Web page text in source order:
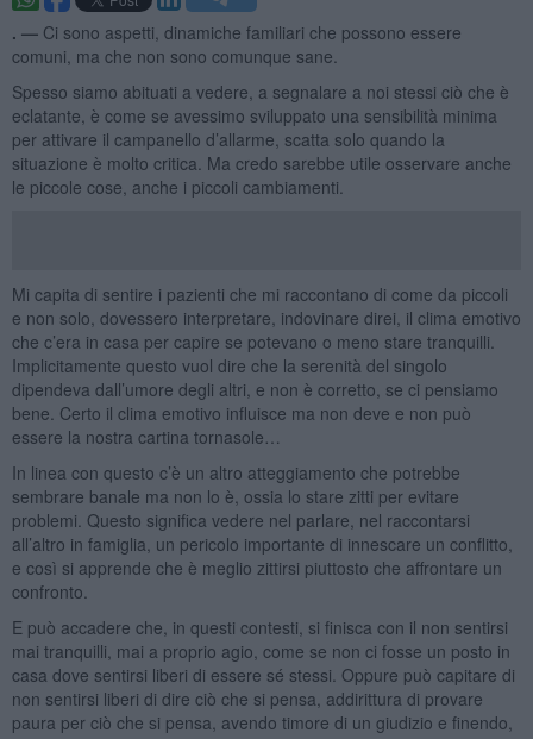
. — Ci sono aspetti, dinamiche familiari che possono essere
comuni, ma che non sono comunque sane.
Spesso siamo abituati a vedere, a segnalare a noi stessi ciò che è
eclatante, è come se avessimo sviluppato una sensibilità minima
per attivare il campanello d’allarme, scatta solo quando la
situazione è molto critica. Ma credo sarebbe utile osservare anche
le piccole cose, anche i piccoli cambiamenti.
Mi capita di sentire i pazienti che mi raccontano di come da piccoli
e non solo, dovessero interpretare, indovinare direi, il clima emotivo
che c’era in casa per capire se potevano o meno stare tranquilli.
Implicitamente questo vuol dire che la serenità del singolo
dipendeva dall’umore degli altri, e non è corretto, se ci pensiamo
bene. Certo il clima emotivo influisce ma non deve e non può
essere la nostra cartina tornasole…
In linea con questo c’è un altro atteggiamento che potrebbe
sembrare banale ma non lo è, ossia lo stare zitti per evitare
problemi. Questo significa vedere nel parlare, nel raccontarsi
all’altro in famiglia, un pericolo importante di innescare un conflitto,
e così si apprende che è meglio zittirsi piuttosto che affrontare un
confronto.
E può accadere che, in questi contesti, si finisca con il non sentirsi
mai tranquilli, mai a proprio agio, come se non ci fosse un posto in
casa dove sentirsi liberi di essere sé stessi. Oppure può capitare di
non sentirsi liberi di dire ciò che si pensa, addirittura di provare
paura per ciò che si pensa, avendo timore di un giudizio e finendo,